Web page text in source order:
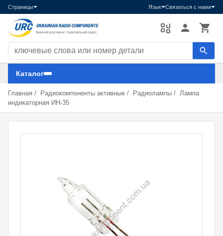
Страницы Язык Связаться с нами
Каталог
Главная / Радиокомпоненты активные / Радиолампы / Лампа
индикаторная ИН-35